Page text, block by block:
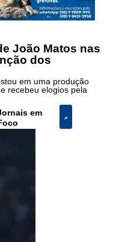
João Matos nas
dos
em uma produção
recebeu elogios pela
em